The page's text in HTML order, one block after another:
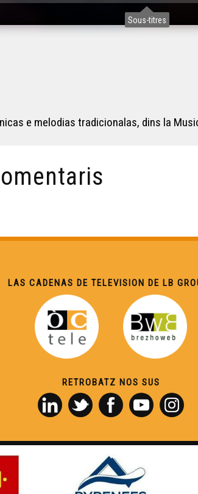
Sous-titres
e melodias tradicionalas, dins la
LAS CADENAS DE TELEVISION DE LB
RETROBATZ NOS SUS